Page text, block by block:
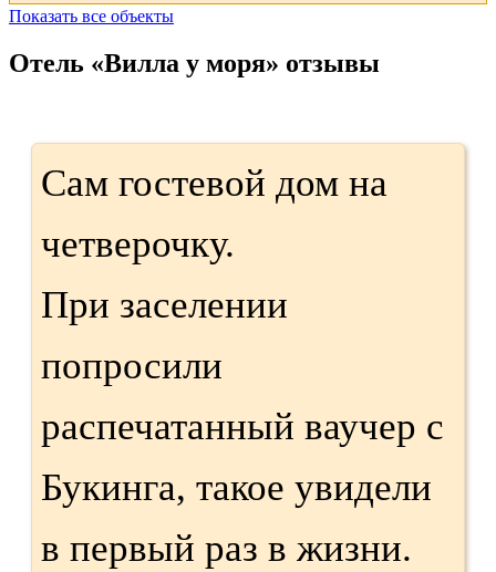
Показать все объекты
Отель «Вилла у моря» отзывы
Сам гостевой дом на
четверочку.
При заселении
попросили
распечатанный ваучер с
Букинга, такое увидели
в первый раз в жизни.